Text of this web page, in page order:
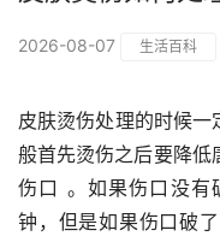
2026-08-07 生活百科
皮肤烫伤处理的时候一
般首先烫伤之后要降低
伤口 。如果伤口没有
钟，但是如果伤口破